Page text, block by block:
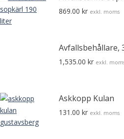
869.00 kr exkl. moms
Avfallsbehållare,
1,535.00 kr exkl.
Askkopp Kulan
131.00 kr exkl. moms